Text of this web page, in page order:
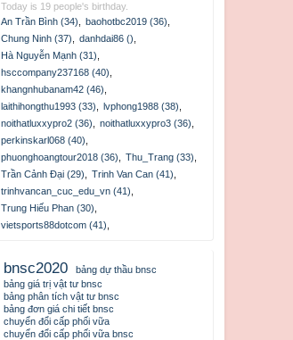
Today is 19 people's birthday.
An Trần Bình (34)
baohotbc2019 (36)
Chung Ninh (37)
danhdai86 ()
Hà Nguyễn Mạnh (31)
hsccompany237168 (40)
khangnhubanam42 (46)
laithihongthu1993 (33)
lvphong1988 (38)
noithatluxxypro2 (36)
noithatluxxypro3 (36)
perkinskarl068 (40)
phuonghoangtour2018 (36)
Thu_Trang (33)
Trần Cảnh Đại (29)
Trinh Van Can (41)
trinhvancan_cuc_edu_vn (41)
Trung Hiếu Phan (30)
vietsports88dotcom (41)
bnsc2020
bảng dự thầu bnsc
bảng giá trị vật tư bnsc
bảng phân tích vật tư bnsc
bảng đơn giá chi tiết bnsc
chuyển đổi cấp phối vữa
chuyển đổi cấp phối vữa bnsc